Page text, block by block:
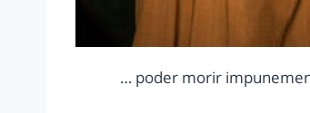
… poder morir